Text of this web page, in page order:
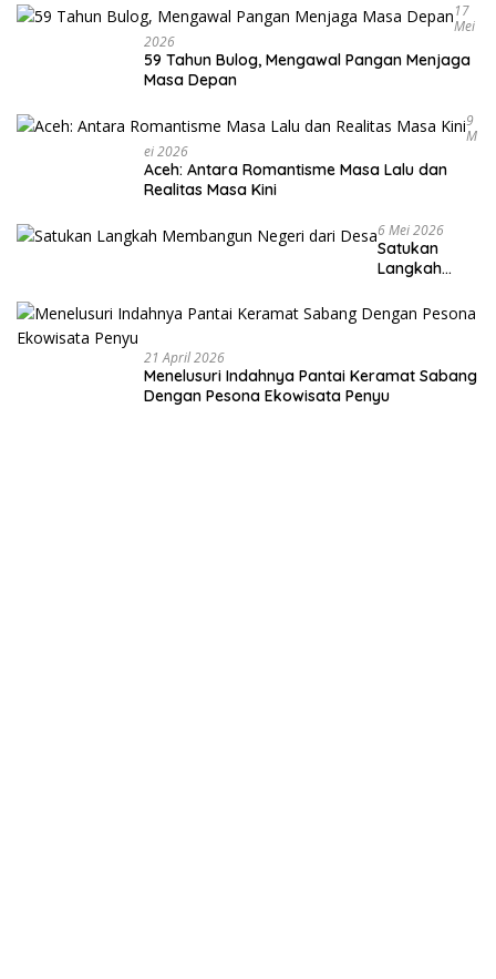
17
Mei
2026
59 Tahun Bulog, Mengawal Pangan Menjaga
Masa Depan
9
M
Ei 2026
Aceh: Antara Romantisme Masa Lalu dan
Realitas Masa Kini
6 Mei 2026
Satukan
Langkah
Negeri dari
Desa
21 April 2026
Menelusuri Indahnya Pantai Keramat Sabang
Dengan Pesona Ekowisata Penyu